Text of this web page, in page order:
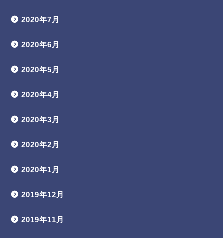
2020年7月
2020年6月
2020年5月
2020年4月
2020年3月
2020年2月
2020年1月
2019年12月
2019年11月